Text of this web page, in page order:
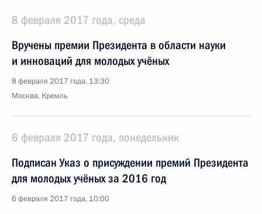
8 февраля 2017 года, среда
Вручены премии Президента в области науки
и инноваций для молодых учёных
8 февраля 2017 года, 13:30
Москва, Кремль
6 февраля 2017 года, понедельник
Подписан Указ о присуждении премий Президента
для молодых учёных за 2016 год
6 февраля 2017 года, 10:00